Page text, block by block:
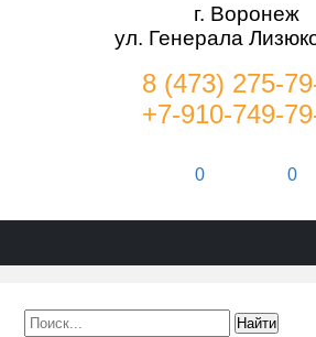
г. Воронеж
ул. Генерала
8 (473) 275-
+7-910-749-
0 0